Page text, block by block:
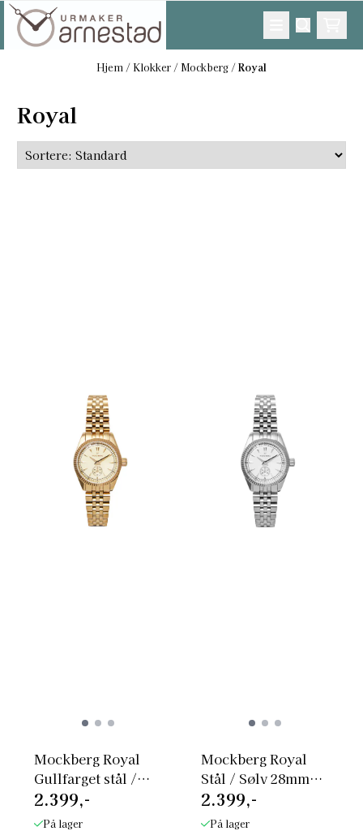
Hopp til innhold
Hjem /Klokker /Mockberg /Royal
Royal
Mockberg Royal
Gullfarget stål /
Champagne 28mm
...
2.399,-
På lager
Mockberg Royal
Stål / Sølv 28mm
MO539
2.399,-
På lager